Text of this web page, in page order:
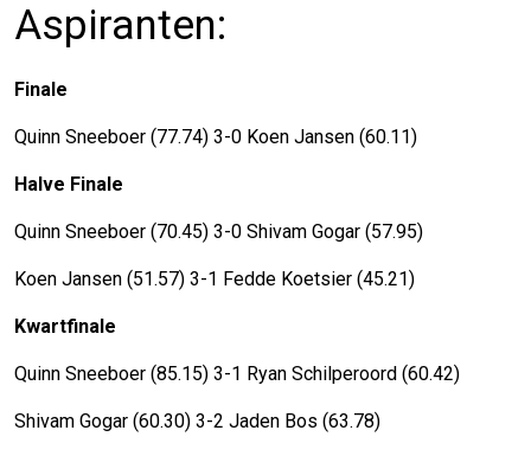
Aspiranten:
Finale
Quinn Sneeboer (77.74) 3-0 Koen Jansen (60.11)
Halve Finale
Quinn Sneeboer (70.45) 3-0 Shivam Gogar (57.95)
Koen Jansen (51.57) 3-1 Fedde Koetsier (45.21)
Kwartfinale
Quinn Sneeboer (85.15) 3-1 Ryan Schilperoord (60.42)
Shivam Gogar (60.30) 3-2 Jaden Bos (63.78)